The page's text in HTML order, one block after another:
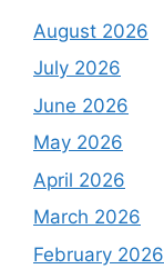
August 2026
July 2026
June 2026
May 2026
April 2026
March 2026
February 2026